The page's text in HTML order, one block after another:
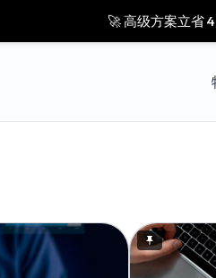
🚀 高级方案立省